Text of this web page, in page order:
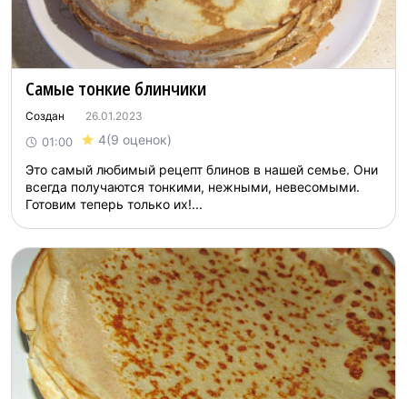
Самые тонкие блинчики
Создан 26.01.2023
01:00 4(9 оценок)
Это самый любимый рецепт блинов в нашей семье. Они
всегда получаются тонкими, нежными, невесомыми.
Готовим теперь только их!...